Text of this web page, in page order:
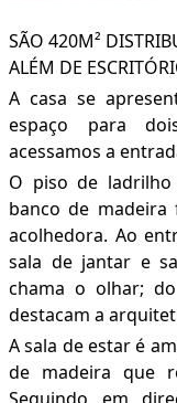
SÃO 420M²
ALÉM DE
A casa se
espaço para
acessamos a
O piso de
banco de
acolhedora. Ao
sala de jantar e
chama o olhar;
destacam a
A sala de estar é
de madeira que